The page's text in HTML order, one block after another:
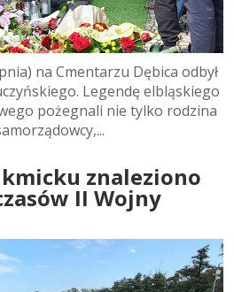
na Cmentarzu Dębica odbył
Legendę elbląskiego
pożegnali nie tylko rodzina
znaleziono
II Wojny